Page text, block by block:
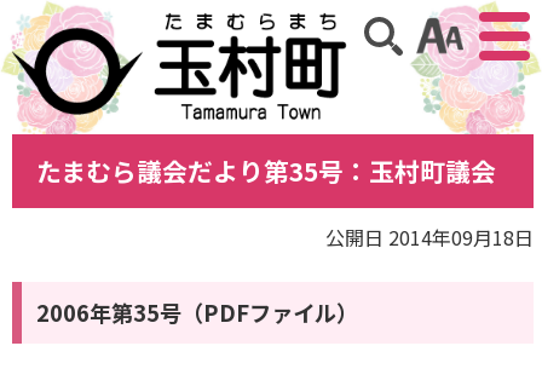
アクセ
サイト内検索
たまむら議会だより第35号：玉村町議会
公開日 2014年09月18日
2006年第35号（PDFファイル）